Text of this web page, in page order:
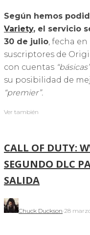
Según hemos
Variety, el servicio
30 de julio , fecha
suscriptores de
con cuentas
su posibilidad de
“premier”.
Ver también
CALL OF DUTY:
SEGUNDO DLC
SALIDA
Chuck Duckson·28